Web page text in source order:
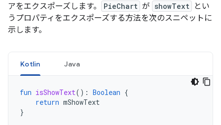
アをエクスポーズします。
PieChart が showText
とい
うプロパティをエクスポーズする方法を次のスニペットに
示します。
Kotlin Java
fun isShowText(): Boolean {
return mShowText
}